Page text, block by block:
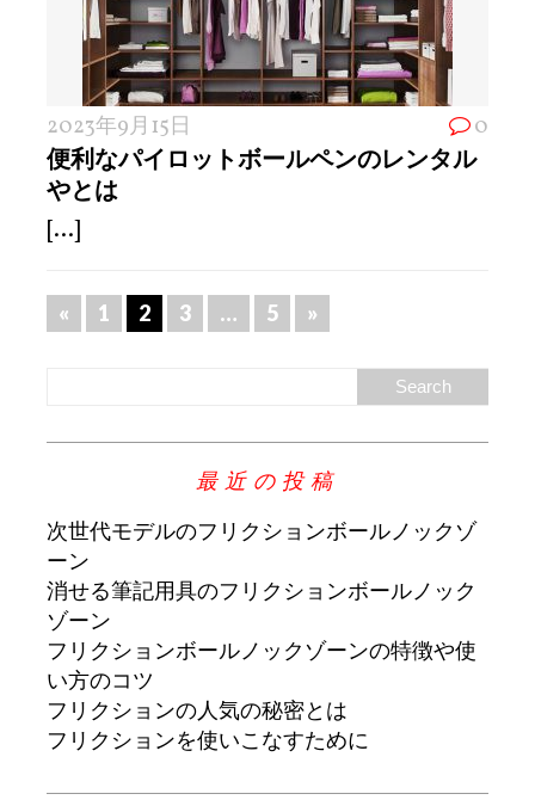
2023年9月15日 0
便利なパイロットボールペンのレンタル
やとは
[...]
« 1 2 3 … 5 »
最近の投稿
次世代モデルのフリクションボールノックゾ
ーン
消せる筆記用具のフリクションボールノック
ゾーン
フリクションボールノックゾーンの特徴や使
い方のコツ
フリクションの人気の秘密とは
フリクションを使いこなすために